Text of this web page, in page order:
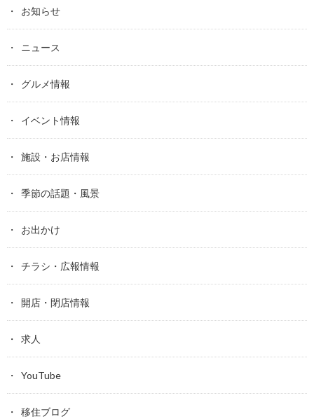
お知らせ
ニュース
グルメ情報
イベント情報
施設・お店情報
季節の話題・風景
お出かけ
チラシ・広報情報
開店・閉店情報
求人
YouTube
移住ブログ